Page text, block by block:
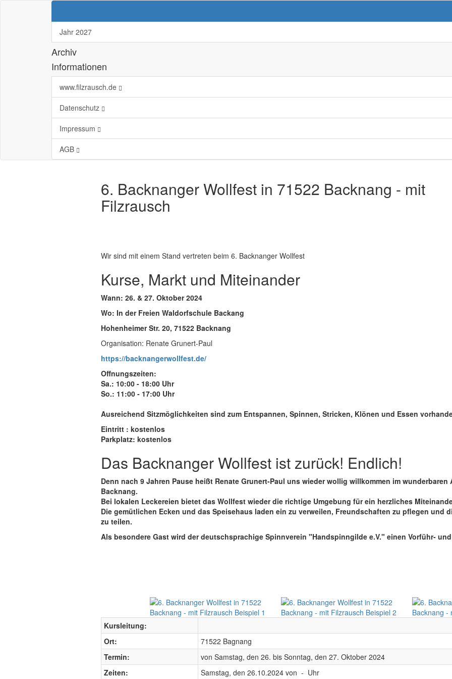
Jahr 2027
Archiv
Informationen
www.filzrausch.de
Datenschutz
Impressum
AGB
6. Backnanger Wollfest in 71522 Backnang - mit
Filzrausch
Wir sind mit einem Stand vertreten beim 6. Backnanger Wollfest
Kurse, Markt und Miteinander
Wann: 26. & 27. Oktober 2024
Wo: In der Freien Waldorfschule Backang
Hohenheimer Str. 20, 71522 Backnang
Organisation: Renate Grunert-Paul
https://backnangerwollfest.de/
Offnungszeiten:
Sa.: 10:00 - 18:00 Uhr
So.: 11:00 - 17:00 Uhr
Ausreichend Sitzmöglichkeiten sind zum Entspannen, Spinnen, Stricken, Klönen und Essen
Eintritt : kostenlos
Parkplatz: kostenlos
Das Backnanger Wollfest ist zurück! Endlich!
Denn nach 9 Jahren Pause heißt Renate Grunert-Paul uns wieder wollig willkommen im
Backnang.
Bei lokalen Leckereien bietet das Wollfest wieder die richtige Umgebung für ein herzliches
Die gemütlichen Ecken und das Speisehaus laden ein zu verweilen, Freundschaften zu pflegen und
zu teilen.
Als besondere Gast wird der deutschsprachige Spinnverein "Handspinngilde e.V." einen Vorführ-
Kursleitung:
Ort:
71522 Bagnang
Termin:
von Samstag, den 26. bis Sonntag, den 27. Oktober 2024
Zeiten:
Samstag, den 26.10.2024 von - Uhr